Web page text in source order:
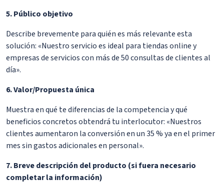
5. Público objetivo
Describe brevemente para quién es más relevante esta
solución: «Nuestro servicio es ideal para tiendas online y
empresas de servicios con más de 50 consultas de clientes al
día».
6. Valor/Propuesta única
Muestra en qué te diferencias de la competencia y qué
beneficios concretos obtendrá tu interlocutor: «Nuestros
clientes aumentaron la conversión en un 35 % ya en el primer
mes sin gastos adicionales en personal».
7. Breve descripción del producto (si fuera necesario
completar la información)